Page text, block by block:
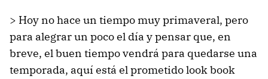
> Hoy no hace un tiempo muy primaveral, pero
para alegrar un poco el día y pensar que, en
breve, el buen tiempo vendrá para quedarse una
temporada, aquí está el prometido look book